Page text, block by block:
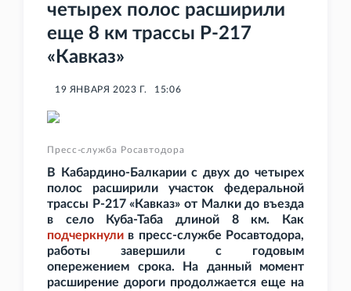
четырех полос расширили
еще 8 км трассы Р-217
«Кавказ»
19 ЯНВАРЯ 2023 Г. 15:06
Пресс-служба Росавтодора
В Кабардино-Балкарии с двух до четырех
полос расширили участок федеральной
трассы Р-217 «Кавказ» от Малки до въезда
в село Куба-Таба длиной 8
км. Как
подчеркнули в пресс-службе Росавтодора,
работы завершили с годовым
опережением срока. На данный момент
расширение дороги продолжается еще на